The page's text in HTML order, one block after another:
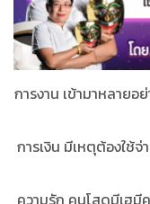
การงาน เข้ามาหลายอ
การเงิน มีเหตุต้องใช้